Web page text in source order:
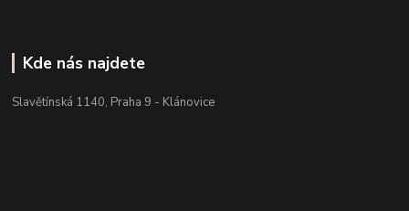
Kde nás najdete
Slavětínská 1140, Praha 9 - Klánovice